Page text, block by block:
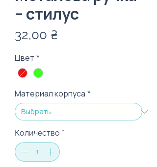
– стилус
32,00 ₴
Цвет *
Материал корпуса *
Количество *